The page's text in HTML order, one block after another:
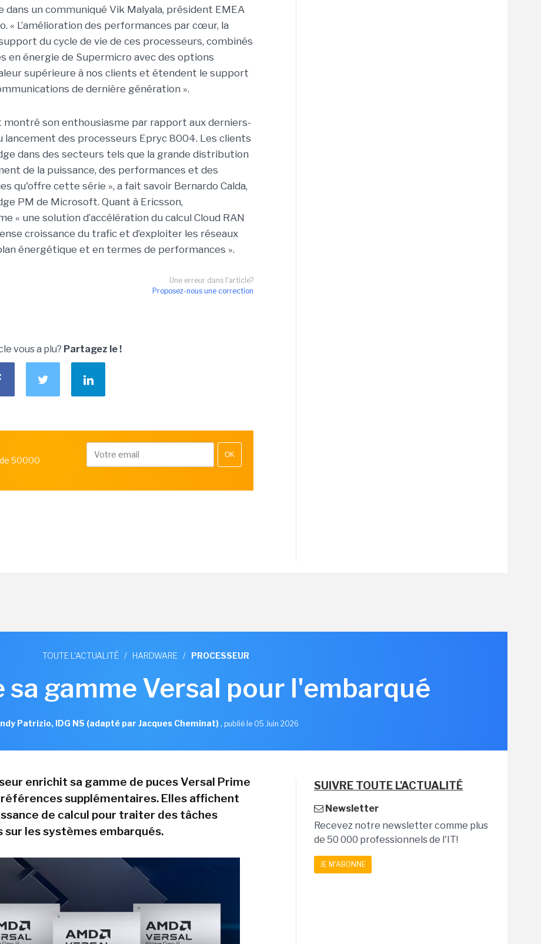
dans un communiqué Vik Malyala, président EMEA
« L’amélioration des performances par cœur, la
du cycle de vie de ces processeurs, combinés
en énergie de Supermicro avec des options
supérieure à nos clients et étendent le support
de dernière génération ».
son enthousiasme par rapport aux derniers-
lancement des processeurs Epryc 8004. Les clients
dans des secteurs tels que la grande distribution
de la puissance, des performances et des
qu'offre cette série », a fait savoir Bernardo Calda,
PM de Microsoft. Quant à Ericsson,
« une solution d’accélération du calcul Cloud RAN
croissance du trafic et d’exploiter les réseaux
énergétique et en termes de performances ».
Une erreur dans l'article?
Proposez-nous une correction
vous a plu? Partagez le !
50000
OK
TOUTE L'ACTUALITÉ / HARDWARE / PROCESSEUR
gamme Versal pour l'embarqué
Patrizio, IDG NS (adapté par Jacques Cheminat), publié le 05 Juin 2026
enrichit sa gamme de puces Versal Prime
supplémentaires. Elles affichent
de calcul pour traiter des tâches
sur les systèmes embarqués.
SUIVRE TOUTE L'ACTUALITÉ
Newsletter
Recevez notre newsletter comme plus
de 50 000 professionnels de l'IT!
JE M'ABONNE